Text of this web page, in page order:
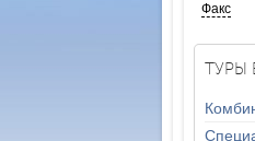
Факс
ТУРЫ